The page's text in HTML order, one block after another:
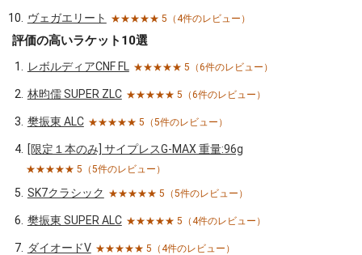
ヴェガエリート ★★★★★ 5（4件のレビュー）
評価の高いラケット10選
レボルディアCNF FL ★★★★★ 5（6件のレビュー）
林昀儒 SUPER ZLC ★★★★★ 5（6件のレビュー）
樊振東 ALC ★★★★★ 5（5件のレビュー）
[限定１本のみ] サイプレスG-MAX 重量:96g
★★★★★ 5（5件のレビュー）
SK7クラシック ★★★★★ 5（5件のレビュー）
樊振東 SUPER ALC ★★★★★ 5（4件のレビュー）
ダイオードV ★★★★★ 5（4件のレビュー）